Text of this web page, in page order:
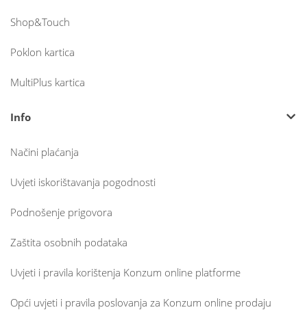
Shop&Touch
Poklon kartica
MultiPlus kartica
Info
Načini plaćanja
Uvjeti iskorištavanja pogodnosti
Podnošenje prigovora
Zaštita osobnih podataka
Uvjeti i pravila korištenja Konzum online platforme
Opći uvjeti i pravila poslovanja za Konzum online prodaju